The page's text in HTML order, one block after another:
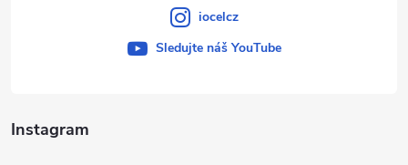
Instagram
iocelcz
Sledujte náš YouTube